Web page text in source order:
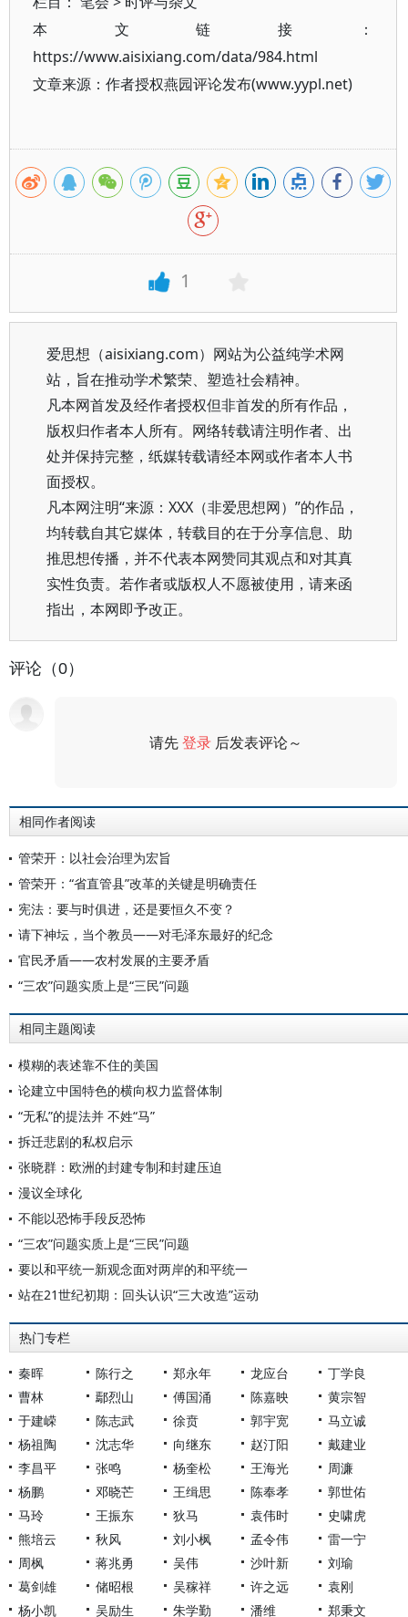
本文链接：
https://www.aisixiang.com/data/984.html
文章来源：作者授权燕园评论发布(www.yypl.net)
1
爱思想（aisixiang.com）网站为公益纯学术网
站，旨在推动学术繁荣、塑造社会精神。
凡本网首发及经作者授权但非首发的所有作品，
版权归作者本人所有。网络转载请注明作者、出
处并保持完整，纸媒转载请经本网或作者本人书
面授权。
凡本网注明“来源：XXX（非爱思想网）”的作品，
均转载自其它媒体，转载目的在于分享信息、助
推思想传播，并不代表本网赞同其观点和对其真
实性负责。若作者或版权人不愿被使用，请来函
指出，本网即予改正。
评论（0）
请先登录 后发表评论～
相同作者阅读
管荣开：以社会治理为宏旨
管荣开：“省直管县”改革的关键是明确责任
宪法：要与时俱进，还是要恒久不变？
请下神坛，当个教员——对毛泽东最好的纪念
官民矛盾——农村发展的主要矛盾
“三农”问题实质上是“三民”问题
相同主题阅读
模糊的表述靠不住的美国
论建立中国特色的横向权力监督体制
“无私”的提法并 不姓“马”
拆迁悲剧的私权启示
张晓群：欧洲的封建专制和封建压迫
漫议全球化
不能以恐怖手段反恐怖
“三农”问题实质上是“三民”问题
要以和平统一新观念面对两岸的和平统一
站在21世纪初期：回头认识“三大改造”运动
热门专栏
秦晖 陈行之 郑永年 龙应台
丁学良
曹林
鄢烈山 傅国涌 陈嘉映
黄宗智
于建嵘
陈志武 徐贲 郭宇宽
马立诚
杨祖陶
沈志华 向继东 赵汀阳
戴建业
李昌平
张鸣 杨奎松 王海光
周濂
杨鹏
邓晓芒 王缉思 陈奉孝
郭世佑
马玲
王振东 狄马 袁伟时
史啸虎
熊培云
秋风 刘小枫 孟令伟
雷一宁
周枫
蒋兆勇 吴伟 沙叶新
刘瑜
葛剑雄
储昭根 吴稼祥 许之远
袁刚
杨小凯
吴励生 朱学勤 潘维 郑秉文